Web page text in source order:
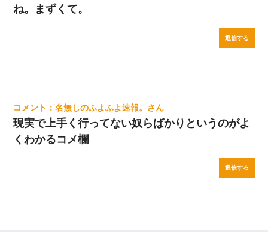
ね。まずくて。
返信する
名無しのふよふよ速報。
現実で上手く行ってない奴らばかりというのがよ
くわかるコメ欄
返信する